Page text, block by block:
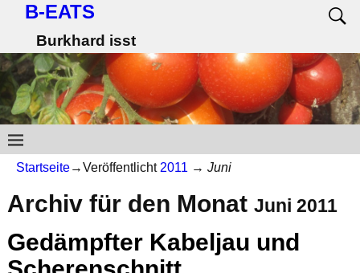
B-EATS
Burkhard isst
Startseite→Veröffentlicht 2011 → Juni
Archiv für den Monat Juni 2011
Gedämpfter Kabeljau und